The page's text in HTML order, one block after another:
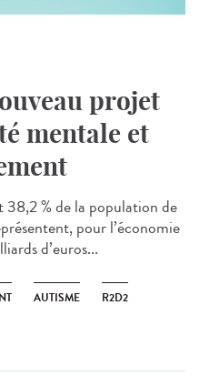
projet
mentale et
% de la population de
pour l’économie
d’euros...
AUTISME R2D2